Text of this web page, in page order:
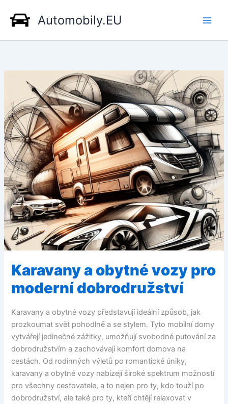
obsah
Automobily.EU
Karavany a obytné vozy pro
moderní dobrodružství
Karavany a obytné vozy představují ideální způsob, jak
prozkoumat svět pohodlně a se stylem. Tyto mobilní domy
vytvářejí jedinečné zážitky, umožňují svobodné putování za
dobrodružstvím a zachovávají komfort domova na
cestách. Od rodinných výletů po romantické úniky,
karavany a obytné vozy nabízejí široké spektrum možností
pro všechny cestovatele, a to nejen pro ty, kdo touží po
dobrodružství, ale také pro ty, kteří chtějí relaxovat v